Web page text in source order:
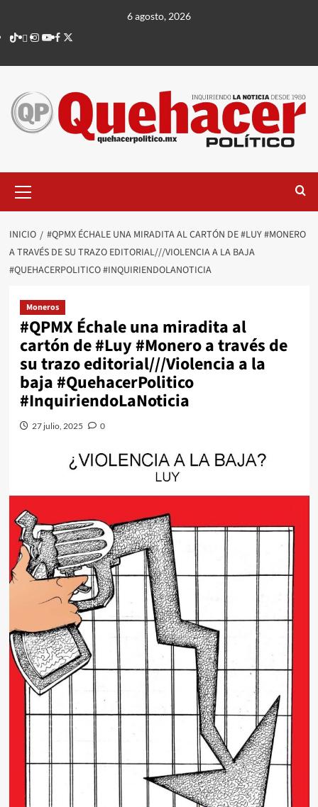
contenido
6 agosto, 2026
TikTok
threads
Instagram
Youtube
Facebook
X
principal
INICIO
#QPMX ÉCHALE UNA MIRADITA AL CARTÓN DE #LUY #MONERO
A TRAVÉS DE SU TRAZO EDITORIAL///VIOLENCIA A LA BAJA
#QUEHACERPOLITICO #INQUIRIENDOLANOTICIA
Moneros
#QPMX Échale una miradita al
cartón de #Luy #Monero a través de
su trazo editorial///Violencia a la
baja #QuehacerPolitico
#InquiriendoLaNoticia
27 julio, 2025 0